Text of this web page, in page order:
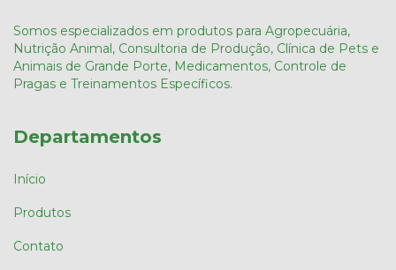
Somos especializados em produtos para Agropecuária,
Nutrição Animal, Consultoria de Produção, Clínica de Pets e
Animais de Grande Porte, Medicamentos, Controle de
Pragas e Treinamentos Específicos.
Departamentos
Início
Produtos
Contato